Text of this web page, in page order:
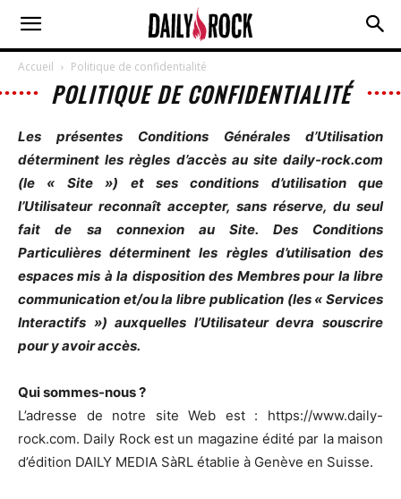
Accueil Politique de confidentialité
POLITIQUE DE CONFIDENTIALITÉ
Les présentes Conditions Générales d’Utilisation
déterminent les règles d’accès au site daily-rock.com
(le « Site ») et ses conditions d’utilisation que
l’Utilisateur reconnaît accepter, sans réserve, du seul
fait de sa connexion au Site. Des Conditions
Particulières déterminent les règles d’utilisation des
espaces mis à la disposition des Membres pour la libre
communication et/ou la libre publication (les « Services
Interactifs ») auxquelles l’Utilisateur devra souscrire
pour y avoir accès.
Qui sommes-nous ?
L’adresse de notre site Web est : https://www.daily-
rock.com. Daily Rock est un magazine édité par la maison
d’édition DAILY MEDIA SàRL établie à Genève en Suisse.